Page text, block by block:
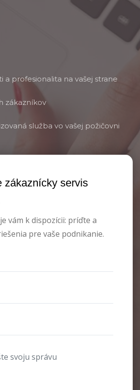
a profesionalita na vašej strane
zákazníkov
služba vo vašej požičovni
zákaznícky servis
vám k dispozícii: príďte a
pre vaše podnikanie.